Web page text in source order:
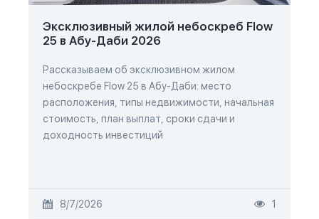
Эксклюзивный жилой небоскреб Flow
25 в Абу-Даби 2026
Рассказываем об эксклюзивном жилом
небоскребе Flow 25 в Абу-Даби: место
расположения, типы недвижимости, начальная
стоимость, план выплат, сроки сдачи и
доходность инвестиций
8/7/2026 1